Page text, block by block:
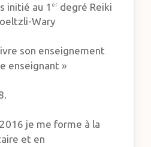
initié au 1 er degré Reiki
Wary
son enseignement
enseignant »
je me forme à la
et en